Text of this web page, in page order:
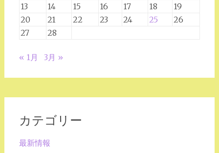
13
14 15 16 17 18
19
20
21 22 23 24 25
26
27
28
« 1月 3月 »
カテゴリー
最新情報